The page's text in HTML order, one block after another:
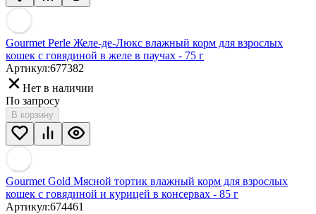
Gourmet Perle Желе-де-Люкс влажный корм для взрослых
кошек с говядиной в желе в паучах - 75 г
Артикул:677382
Нет в наличии
По запросу
В корзину
Gourmet Gold Мясной тортик влажный корм для взрослых
кошек с говядиной и курицей в консервах - 85 г
Артикул:674461